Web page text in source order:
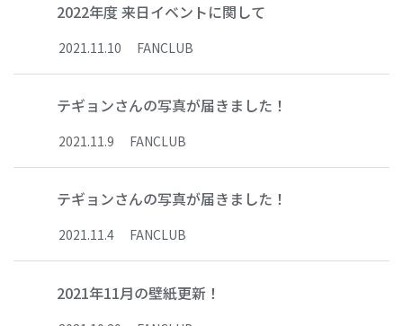
2022年度 来日イベントに関して
2021 .11 .10 FANCLUB
テギョンさんの写真が届きました！
2021 .11 .9 FANCLUB
テギョンさんの写真が届きました！
2021.11.4 FANCLUB
2021年11月の壁紙更新！